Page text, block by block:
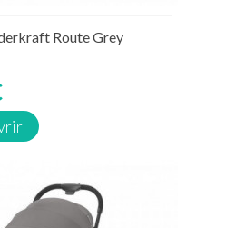
Route Grey